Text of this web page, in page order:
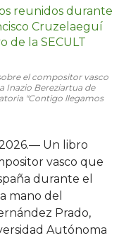
el compositor vasco
Inazio Bereziartua de
"Contigo llegamos
Un libro
vasco que
durante el
mano del
Prado,
Autónoma